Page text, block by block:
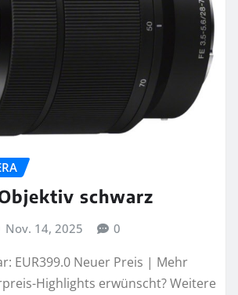
schwarz
Nov. 14, 2025 0
EUR399.0 Neuer Preis | Mehr
Highlights erwünscht? Weitere